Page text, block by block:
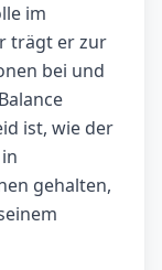
im
trägt er zur
bei und
ist, wie der
gehalten,